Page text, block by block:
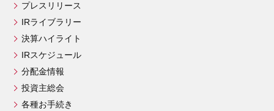
プレスリリース
IRライブラリー
決算ハイライト
IRスケジュール
分配金情報
投資主総会
各種お手続き